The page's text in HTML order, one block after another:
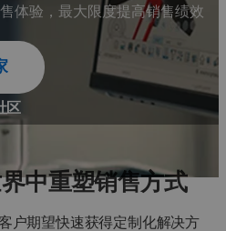
体验，最大限度提高销售绩效
区
中重塑销售方式
户期望快速获得定制化解决方